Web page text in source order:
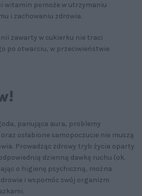
witamin pomoże w utrzymaniu
i zachowaniu zdrowia.
zawarty w cukierku nie traci
po otwarciu, w przeciwieństwie
panująca aura, problemy
osłabione samopoczucie nie muszą
Prowadząc zdrowy tryb życia oparty
dzienną dawkę ruchu (ok.
o higienę psychiczną, można
i wspomóc swój organizm